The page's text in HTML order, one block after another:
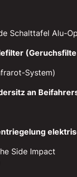
Schalttafel Alu-
System)
an
Side Impact